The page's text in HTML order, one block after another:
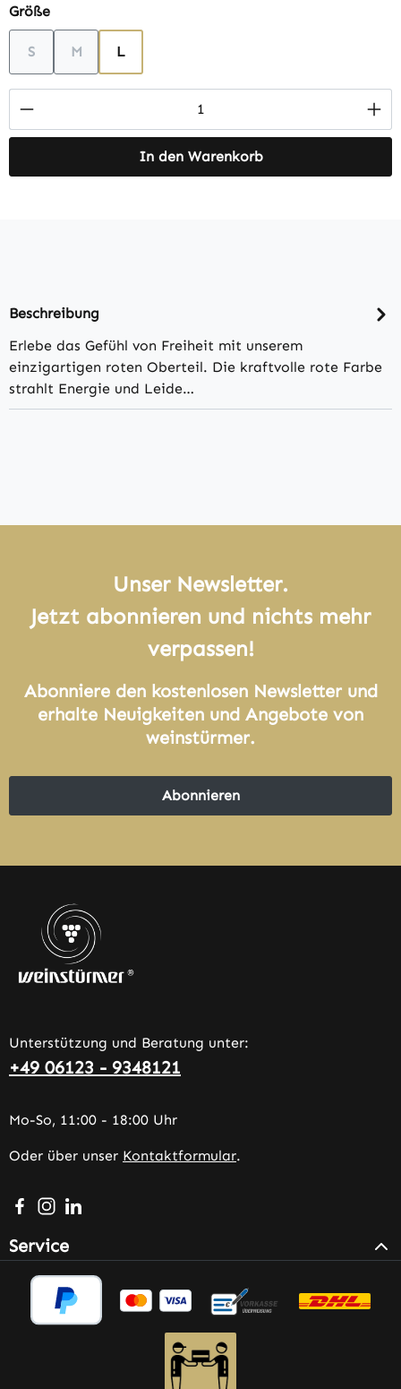
Größeauswählen
S
(Diese Option ist zurzeit nicht verfügbar.)
M
(Diese Option ist zurzeit nicht verfügbar.)
L
Produkt Anzahl: Gib den gewünschten
In den Warenkorb
Beschreibung
Erlebe das Gefühl von Freiheit mit unserem
einzigartigen roten Oberteil. Die kraftvolle rote Farbe
strahlt Energie und Leide…
Unser Newsletter.
Jetzt abonnieren und nichts mehr
verpassen!
Abonniere den kostenlosen Newsletter und
erhalte Neuigkeiten und Angebote von
weinstürmer.
Abonnieren
Unterstützung und Beratung unter:
+49 06123 - 9348121
Mo-So, 11:00 - 18:00 Uhr
Oder über unser Kontaktformular.
Besuche uns auf Facebook – öffnet in neuem Tab
Schau auf Instagram vorbei – öffnet in neuem Tab
Vernetze dich mit uns auf LinkedIn – öffnet in
Service